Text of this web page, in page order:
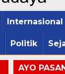
Internasional
Politik
AYO